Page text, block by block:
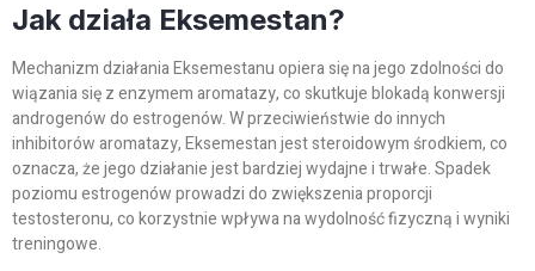
Jak działa Eksemestan?
Mechanizm działania Eksemestanu opiera się na jego zdolności do
wiązania się z enzymem aromatazy, co skutkuje blokadą konwersji
androgenów do estrogenów. W przeciwieństwie do innych
inhibitorów aromatazy, Eksemestan jest steroidowym środkiem, co
oznacza, że jego działanie jest bardziej wydajne i trwałe. Spadek
poziomu estrogenów prowadzi do zwiększenia proporcji
testosteronu, co korzystnie wpływa na wydolność fizyczną i wyniki
treningowe.